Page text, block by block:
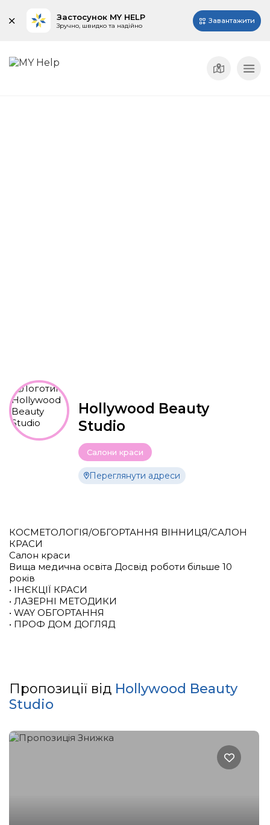
Застосунок MY HELP
Зручно, швидко та надійно
Завантажити
Hollywood Beauty
Studio
Салони краси
Переглянути адреси
КОСМЕТОЛОГІЯ/ОБГОРТАННЯ ВІННИЦЯ/САЛОН
КРАСИ
Салон краси
Вища медична освіта Досвід роботи більше 10
років
• ІНЄКЦІЇ КРАСИ
• ЛАЗЕРНІ МЕТОДИКИ
• WAY ОБГОРТАННЯ
• ПРОФ ДОМ ДОГЛЯД
Пропозиції від Hollywood Beauty
Studio